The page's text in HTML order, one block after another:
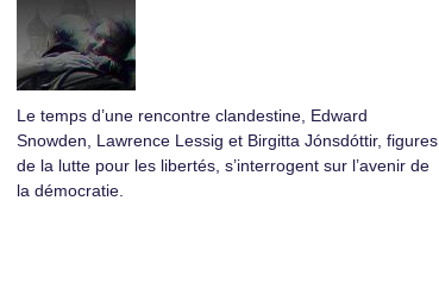
Le temps d’une rencontre clandestine, Edward
Snowden, Lawrence Lessig et Birgitta Jónsdóttir, figures
de la lutte pour les libertés, s’interrogent sur l’avenir de
la démocratie.